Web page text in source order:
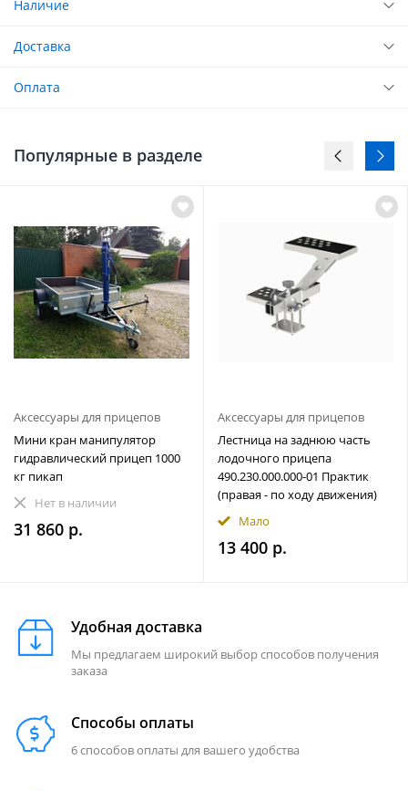
Наличие
Доставка
Оплата
Популярные в разделе
Аксессуары для прицепов
Мини кран манипулятор
гидравлический прицеп 1000
кг пикап
Нет в наличии
31 860 р.
Аксессуары для прицепов
Лестница на заднюю часть
лодочного прицепа
490.230.000.000-01 Практик
(правая - по ходу движения)
Мало
13 400 р.
Удобная доставка
Мы предлагаем широкий выбор способов получения
заказа
Способы оплаты
6 способов оплаты для вашего удобства